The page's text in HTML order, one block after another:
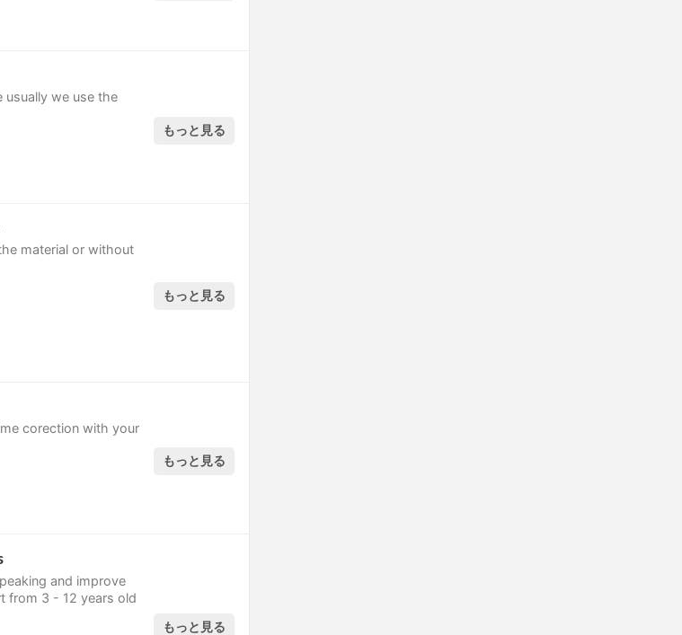
usually we use the
もっと見る
material or without
もっと見る
corection with your
もっと見る
and improve
from 3 - 12 years old
もっと見る